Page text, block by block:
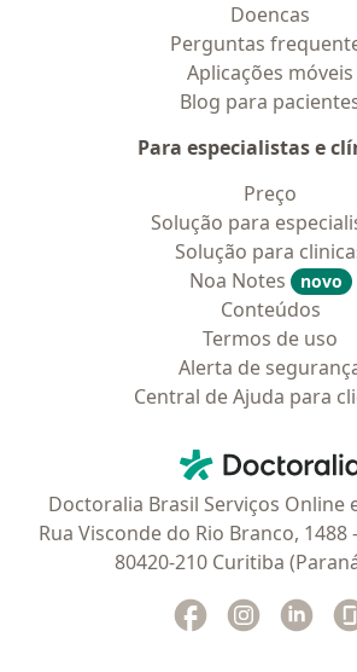
Doencas
Perguntas
Aplicações móveis
Blog para
Para especialistas e
Preço
Solução para
Solução para
Noa Notes
novo
Conteúdos
Termos de uso
Alerta de
Central de Ajuda para
Doctoralia -
Doctoralia Brasil Serviços Online
Rua Visconde do Rio Branco, 1488
80420-210 Curitiba
Facebook
abre num novo
Instagram
abre